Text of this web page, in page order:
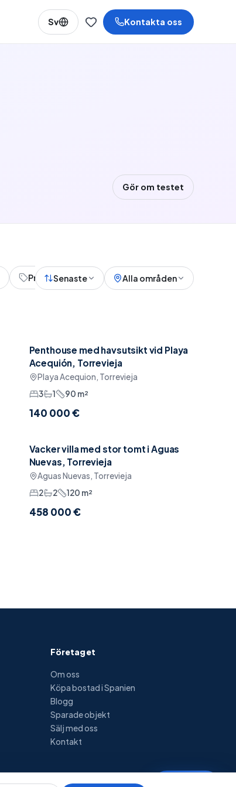
Sv Kontakta oss
Gör om testet
PrisvärtSenaste Alla områden
Reserverad Havsutsikt
Penthouse med havsutsikt vid Playa
Acequión, Torrevieja
Playa Acequion, Torrevieja
3
1 90 m²
140 000 €
Garage
Vacker villa med stor tomt i Aguas
Nuevas, Torrevieja
Aguas Nuevas, Torrevieja
2
2 120 m²
458 000 €
Företaget
Om oss
Köpa bostad i Spanien
Blogg
Sparade objekt
Sälj med oss
Kontakt
AI-assistent